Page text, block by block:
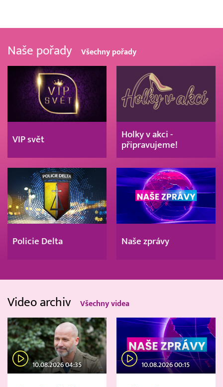
Naše pořady Všechny pořady
VIP svět
Holky v akci -
připravujeme!
Policie Delta Naše zprávy
Video archiv Všechny videa
10.08.2026 04:35 10.08.2026 00:15